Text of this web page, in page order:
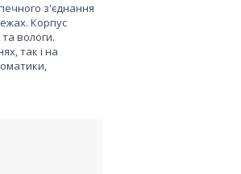
з'єднання
Корпус
вологи.
так і на